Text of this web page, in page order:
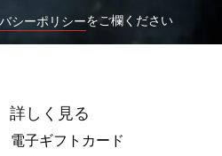
シーポリシーをご欄ください
詳しく見る
電子ギフトカード